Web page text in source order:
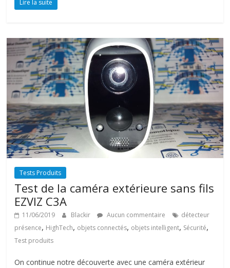
Lire la suite
Tests Produits
Test de la caméra extérieure sans fils
EZVIZ C3A
11/06/2019 Blackir Aucun commentaire
détecteur
présence, HighTech, objets connectés, objets intelligent, Sécurité,
Test produits
On continue notre découverte avec une caméra extérieur